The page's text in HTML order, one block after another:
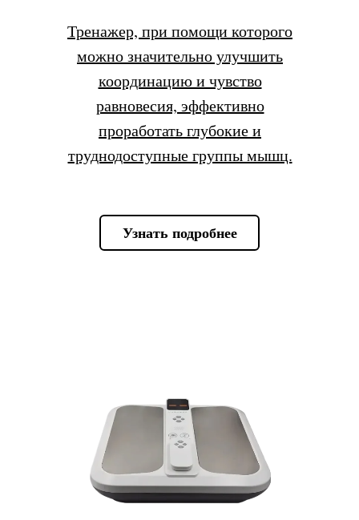
Тренажер, при помощи которого
можно значительно улучшить
координацию и чувство
равновесия, эффективно
проработать глубокие и
труднодоступные группы мышц.
Узнать подробнее